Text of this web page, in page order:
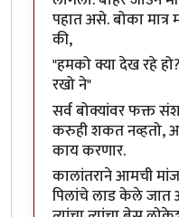
पहात असे. बोका
की,
"हमको क्या देख रहे
रखो ने"
सर्व बोक्यांवर फक्त
करुही शकत नव्हतो,
काय करणार.
कालांतराने आमची
पिलांचे लाड केले जात